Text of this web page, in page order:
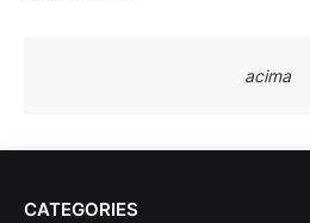
acima
CATEGORIES